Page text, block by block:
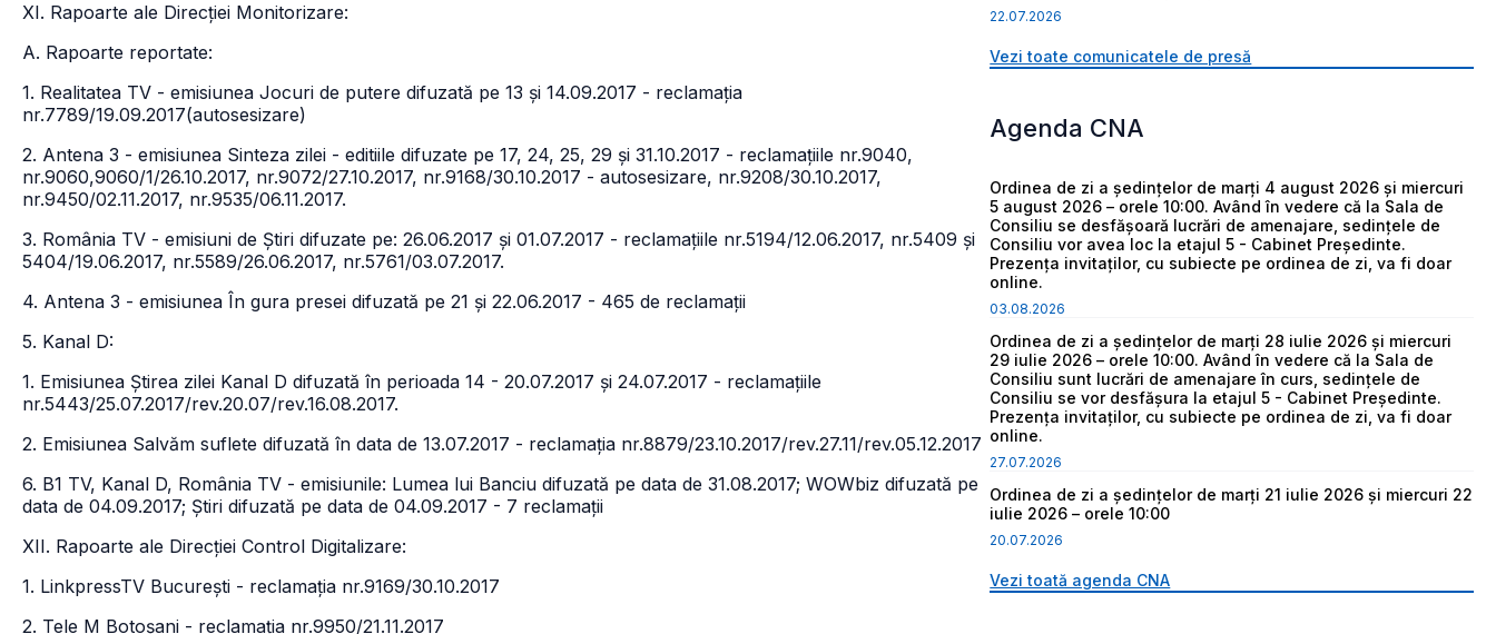
XI. Rapoarte ale Direcției Monitorizare:
A. Rapoarte reportate:
1. Realitatea TV - emisiunea Jocuri de putere difuzată pe 13 și 14.09.2017 - reclamația
nr.7789/19.09.2017(autosesizare)
2. Antena 3 - emisiunea Sinteza zilei - editiile difuzate pe 17, 24, 25, 29 și 31.10.2017 - reclamațiile nr.9040,
nr.9060,9060/1/26.10.2017, nr.9072/27.10.2017, nr.9168/30.10.2017 - autosesizare, nr.9208/30.10.2017,
nr.9450/02.11.2017, nr.9535/06.11.2017.
3. România TV - emisiuni de Știri difuzate pe: 26.06.2017 și 01.07.2017 - reclamațiile nr.5194/12.06.2017, nr.5409 și
5404/19.06.2017, nr.5589/26.06.2017, nr.5761/03.07.2017.
4. Antena 3 - emisiunea În gura presei difuzată pe 21 și 22.06.2017 - 465 de reclamații
5. Kanal D:
1. Emisiunea Știrea zilei Kanal D difuzată în perioada 14 - 20.07.2017 și 24.07.2017 - reclamațiile
nr.5443/25.07.2017/rev.20.07/rev.16.08.2017.
2. Emisiunea Salvăm suflete difuzată în data de 13.07.2017 - reclamația nr.8879/23.10.2017/rev.27.11/rev.05.12.2017
6. B1 TV, Kanal D, România TV - emisiunile: Lumea lui Banciu difuzată pe data de 31.08.2017; WOWbiz difuzată pe
data de 04.09.2017; Știri difuzată pe data de 04.09.2017 - 7 reclamații
XII. Rapoarte ale Direcției Control Digitalizare:
1. LinkpressTV București - reclamația nr.9169/30.10.2017
2. Tele M Botoșani - reclamația nr.9950/21.11.2017
22.07.2026
Vezi toate comunicatele de presă
Agenda CNA
Ordinea de zi a ședințelor de marți 4 august 2026 și miercuri
5 august 2026 – orele 10:00. Având în vedere că la Sala de
Consiliu se desfășoară lucrări de amenajare, sedințele de
Consiliu vor avea loc la etajul 5 - Cabinet Președinte.
Prezența invitaților, cu subiecte pe ordinea de zi, va fi doar
online.
03.08.2026
Ordinea de zi a ședințelor de marți 28 iulie 2026 și miercuri
29 iulie 2026 – orele 10:00. Având în vedere că la Sala de
Consiliu sunt lucrări de amenajare în curs, sedințele de
Consiliu se vor desfășura la etajul 5 - Cabinet Președinte.
Prezența invitaților, cu subiecte pe ordinea de zi, va fi doar
online.
27.07.2026
Ordinea de zi a ședințelor de marți 21 iulie 2026 și miercuri 22
iulie 2026 – orele 10:00
20.07.2026
Vezi toată agenda CNA